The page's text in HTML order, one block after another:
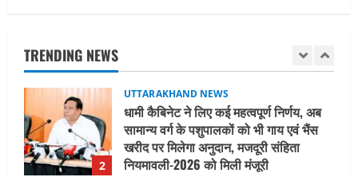
TRENDING NEWS
1
2
UTTARAKHAND NEWS
धामी कैबिनेट ने लिए कई महत्वपूर्ण निर्णय, अब
सामान्य वर्ग के पशुपालकों को भी गाय एवं भैंस
खरीद पर मिलेगा अनुदान, मजदूरी संहिता
नियमावली-2026 को मिली मंजूरी